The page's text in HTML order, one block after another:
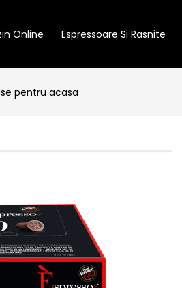
Online Espressoare Si Rasnite
pentru acasa